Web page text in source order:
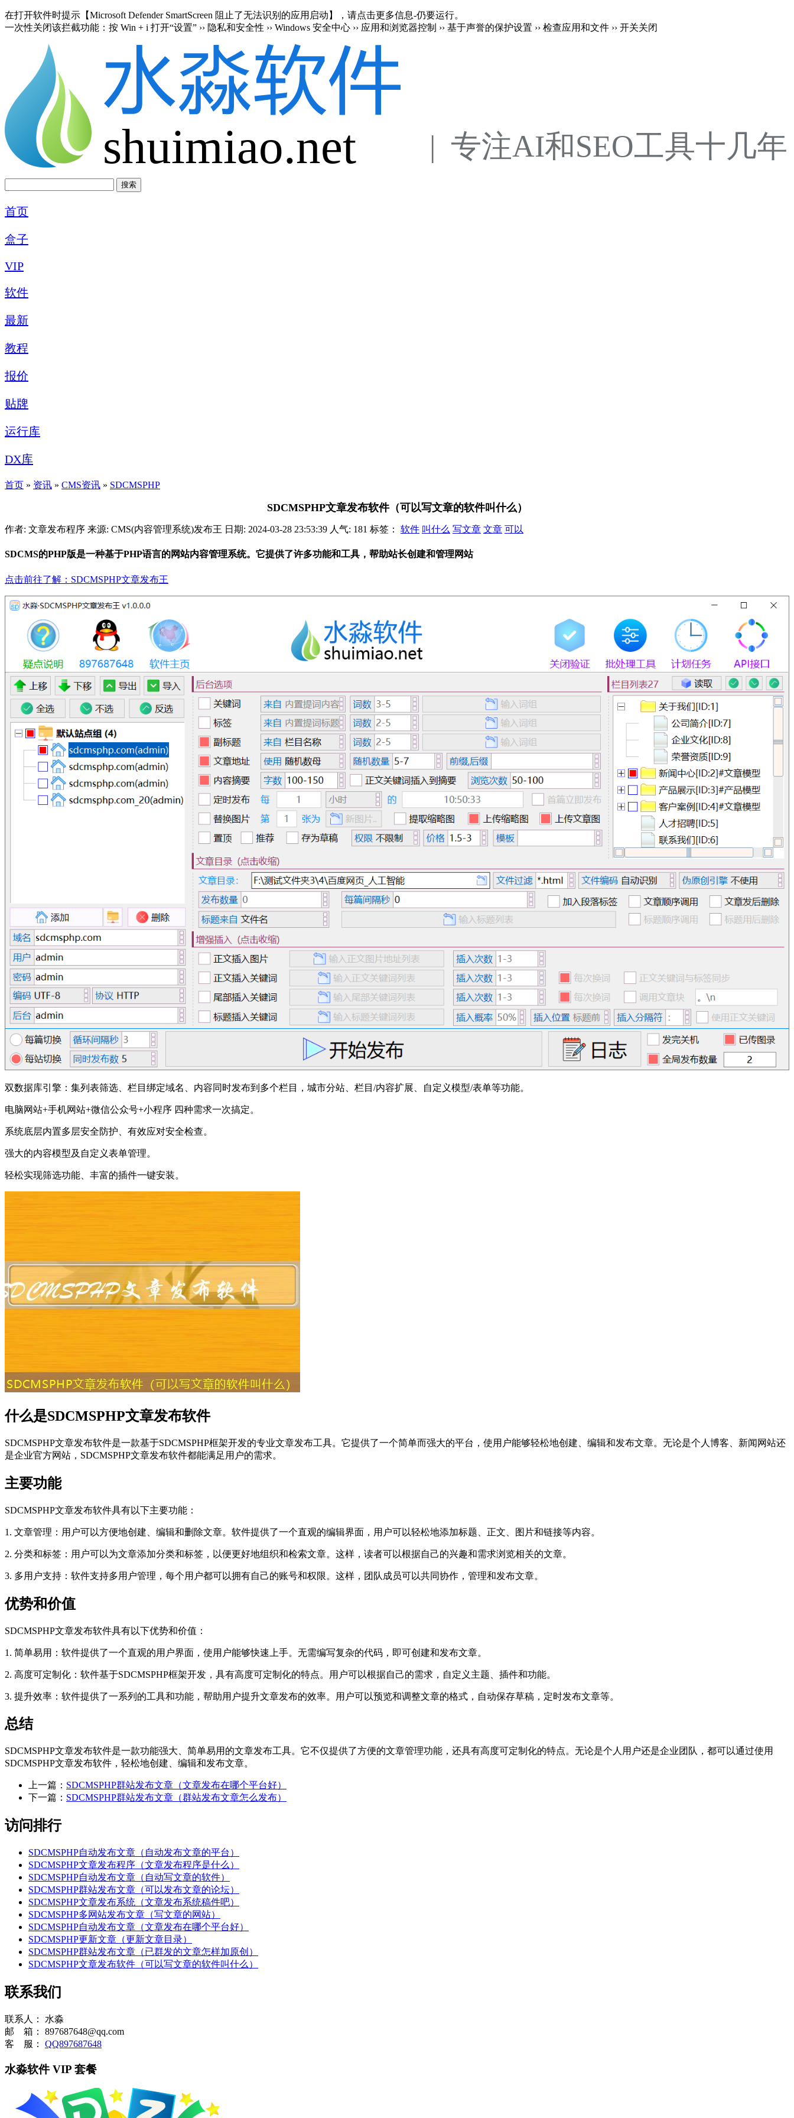
在打开软件时提示【Microsoft Defender SmartScreen 阻止了无法识别的应用启动】，请点击更多信息-仍要运行。
一次性关闭该拦截功能：按 Win + i 打开“设置” ›› 隐私和安全性 ›› Windows 安全中心 ›› 应用和浏览器控制 ›› 基于声誉的保护设置 ›› 检查应用和文件 ›› 开关关闭
shuimiao.net |  专注AI和SEO工具十几年
首页
盒子
VIP
软件
最新
教程
报价
贴牌
运行库
DX库
首页 » 资讯 » CMS资讯 » SDCMSPHP
SDCMSPHP文章发布软件（可以写文章的软件叫什么）
作者: 文章发布程序 来源: CMS(内容管理系统)发布王 日期: 2024-03-28 23:53:39 人气: 181 标签： 软件 叫什么 写文章 文章 可以
SDCMS的PHP版是一种基于PHP语言的网站内容管理系统。它提供了许多功能和工具，帮助站长创建和管理网站
点击前往了解：SDCMSPHP文章发布王
双数据库引擎：集列表筛选、栏目绑定域名、内容同时发布到多个栏目，城市分站、栏目/内容扩展、自定义模型/表单等功能。
电脑网站+手机网站+微信公众号+小程序 四种需求一次搞定。
系统底层内置多层安全防护、有效应对安全检查。
强大的内容模型及自定义表单管理。
轻松实现筛选功能、丰富的插件一键安装。
什么是SDCMSPHP文章发布软件
SDCMSPHP文章发布软件是一款基于SDCMSPHP框架开发的专业文章发布工具。它提供了一个简单而强大的平台，使用户能够轻松地创建、编辑和发布文章。无论是个人博客、新闻网站还
是企业官方网站，SDCMSPHP文章发布软件都能满足用户的需求。
主要功能
SDCMSPHP文章发布软件具有以下主要功能：
1. 文章管理：用户可以方便地创建、编辑和删除文章。软件提供了一个直观的编辑界面，用户可以轻松地添加标题、正文、图片和链接等内容。
2. 分类和标签：用户可以为文章添加分类和标签，以便更好地组织和检索文章。这样，读者可以根据自己的兴趣和需求浏览相关的文章。
3. 多用户支持：软件支持多用户管理，每个用户都可以拥有自己的账号和权限。这样，团队成员可以共同协作，管理和发布文章。
优势和价值
SDCMSPHP文章发布软件具有以下优势和价值：
1. 简单易用：软件提供了一个直观的用户界面，使用户能够快速上手。无需编写复杂的代码，即可创建和发布文章。
2. 高度可定制化：软件基于SDCMSPHP框架开发，具有高度可定制化的特点。用户可以根据自己的需求，自定义主题、插件和功能。
3. 提升效率：软件提供了一系列的工具和功能，帮助用户提升文章发布的效率。用户可以预览和调整文章的格式，自动保存草稿，定时发布文章等。
总结
SDCMSPHP文章发布软件是一款功能强大、简单易用的文章发布工具。它不仅提供了方便的文章管理功能，还具有高度可定制化的特点。无论是个人用户还是企业团队，都可以通过使用
SDCMSPHP文章发布软件，轻松地创建、编辑和发布文章。
上一篇： SDCMSPHP群站发布文章（文章发布在哪个平台好）
下一篇： SDCMSPHP群站发布文章（群站发布文章怎么发布）
访问排行
SDCMSPHP自动发布文章（自动发布文章的平台）
SDCMSPHP文章发布程序（文章发布程序是什么）
SDCMSPHP自动发布文章（自动写文章的软件）
SDCMSPHP群站发布文章（可以发布文章的论坛）
SDCMSPHP文章发布系统（文章发布系统稿件吧）
SDCMSPHP多网站发布文章（写文章的网站）
SDCMSPHP自动发布文章（文章发布在哪个平台好）
SDCMSPHP更新文章（更新文章目录）
SDCMSPHP群站发布文章（已群发的文章怎样加原创）
SDCMSPHP文章发布软件（可以写文章的软件叫什么）
联系我们
联系人：
水淼
邮 箱：
897687648@qq.com
客 服：
QQ897687648
水淼软件 VIP 套餐